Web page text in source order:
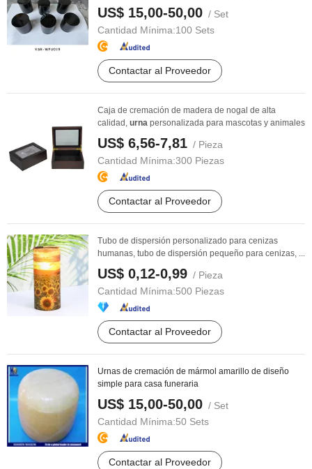
US$ 15,00-50,00 / Set
Cantidad Mínima:100 Sets
Contactar al Proveedor
Caja de cremación de madera de nogal de alta
calidad, urna personalizada para mascotas y animales
US$ 6,56-7,81 / Pieza
Cantidad Mínima:300 Piezas
Contactar al Proveedor
Tubo de dispersión personalizado para cenizas
humanas, tubo de dispersión pequeño para cenizas, ...
US$ 0,12-0,99 / Pieza
Cantidad Mínima:500 Piezas
Contactar al Proveedor
Urnas de cremación de mármol amarillo de diseño
simple para casa funeraria
US$ 15,00-50,00 / Set
Cantidad Mínima:50 Sets
Contactar al Proveedor